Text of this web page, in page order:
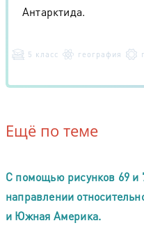
Антарктида.
5 класс география
Ещё по теме
С помощью рисунков 69 и
направлении
и Южная Америка.